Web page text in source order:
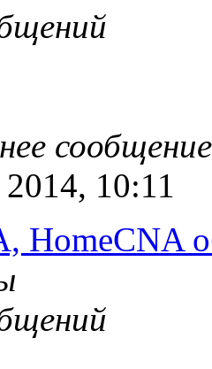
сообщение
10:11
HomeCNA